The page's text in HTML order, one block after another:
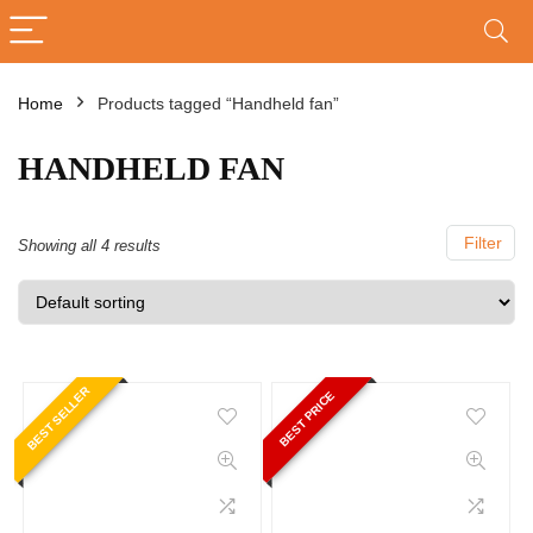
Home Products tagged “Handheld fan”
HANDHELD FAN
Filter
Showing all 4 results
BEST SELLER BEST PRICE